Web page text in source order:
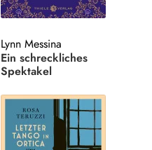
Lynn Messina
Ein schreckliches
Spektakel